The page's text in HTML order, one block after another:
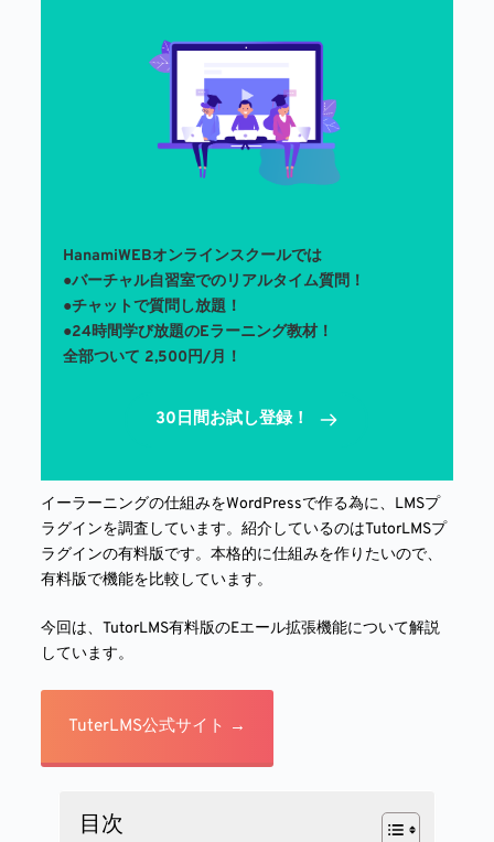
HanamiWEBオンラインスクールでは
●バーチャル自習室でのリアルタイム質問！
●チャットで質問し放題！
●24時間学び放題のEラーニング教材！
全部ついて 2,500円/月！
30日間お試し登録！
イーラーニングの仕組みをWordPressで作る為に、LMSプ
ラグインを調査しています。紹介しているのはTutorLMSプ
ラグインの有料版です。本格的に仕組みを作りたいので、
有料版で機能を比較しています。
今回は、TutorLMS有料版のEエール拡張機能について解説
しています。
TuterLMS公式サイト →
目次